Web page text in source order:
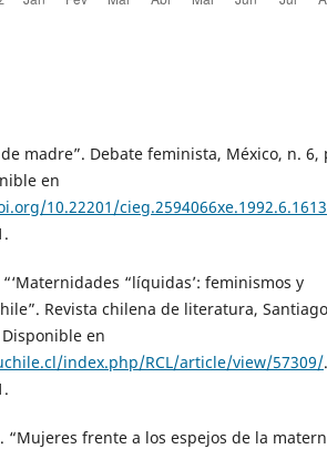
madre”. Debate feminista, México, n. 6,
en
10.22201/cieg.2594066xe.1992.6.1613
“‘Maternidades “líquidas’: feminismos y
Revista chilena de literatura,
en
index.php/RCL/article/view/57309/.
“Mujeres frente a los espejos de la